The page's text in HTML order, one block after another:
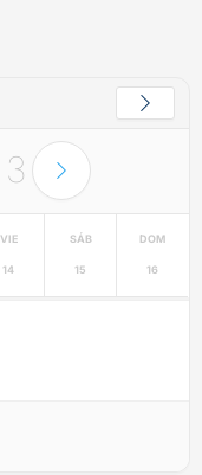
3
VIE
14
SÁB
15
DOM
16